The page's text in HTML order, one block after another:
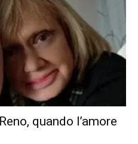
quando l’amore